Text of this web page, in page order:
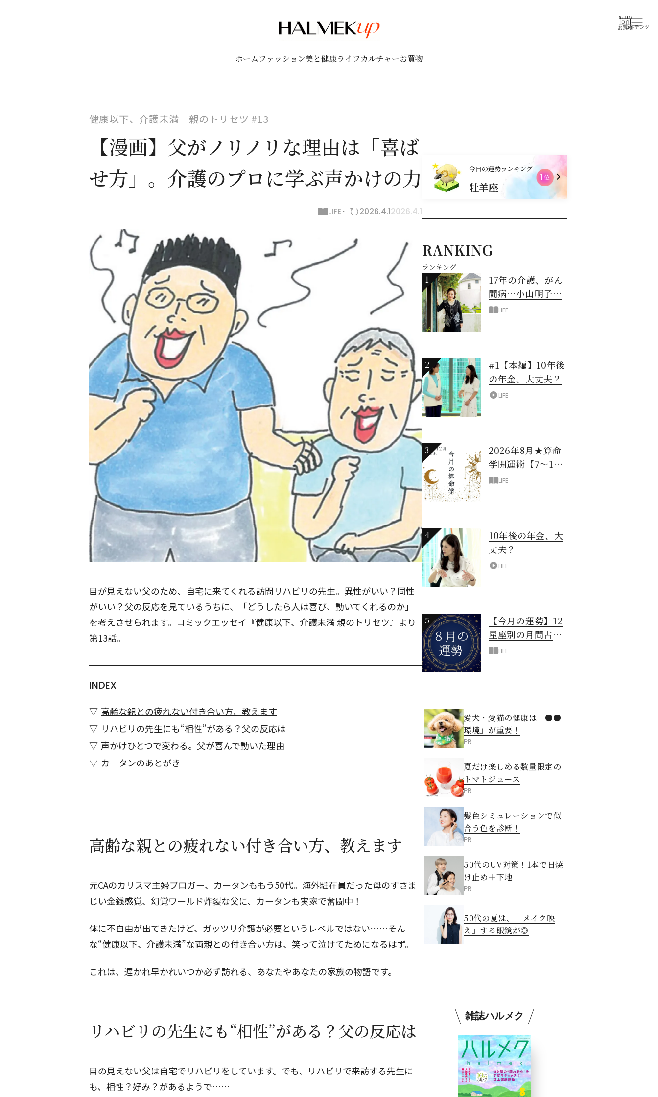
お買物コンテンツ
ホーム ファッション美と健康ライフカルチャーお買物
健康以下、介護未満 親のトリセツ #13
【漫画】父がノリノリな理由は「喜ば
せ方」。介護のプロに学ぶ声かけの力
LIFE 2026.4.12026.4.1
目が見えない父のため、自宅に来てくれる訪問リハビリの先生。異性がいい？同性
がいい？父の反応を見ているうちに、「どうしたら人は喜び、動いてくれるのか」
を考えさせられます。コミックエッセイ『健康以下、介護未満 親のトリセツ』より
第13話。
INDEX
高齢な親との疲れない付き合い方、教えます
リハビリの先生にも“相性”がある？父の反応は
声かけひとつで変わる。父が喜んで動いた理由
カータンのあとがき
高齢な親との疲れない付き合い方、教えます
元CAのカリスマ主婦ブロガー、カータンももう50代。海外駐在員だった母のすさま
じい金銭感覚、幻覚ワールド炸裂な父に、カータンも実家で奮闘中！
体に不自由が出てきたけど、ガッツリ介護が必要というレベルではない……そん
な“健康以下、介護未満”な両親との付き合い方は、笑って泣けてためになるはず。
これは、遅かれ早かれいつか必ず訪れる、あなたやあなたの家族の物語です。
リハビリの先生にも“相性”がある？父の反応は
目の見えない父は自宅でリハビリをしています。でも、リハビリで来訪する先生に
も、相性？好み？があるようで……
今日の運勢ランキング
牡羊座
射手座
1
2位
RANKING
ランキング
1
17年の介護、がん
闘病…小山明子さ
ん「今満たされて
LIFE
2
#1【本編】10年後
の年金、大丈夫？
LIFE
3
2026年8月★算命
学開運術【7〜12
月生まれ】
LIFE
4
10年後の年金、大
丈夫？
LIFE
5
【今月の運勢】12
星座別の月間占
い！8月編
LIFE
愛犬・愛猫の健康は「●●
環境」が重要！
PR
夏だけ楽しめる数量限定の
トマトジュース
PR
髪色シミュレーションで似
合う色を診断！
PR
50代のUV対策！1本で日焼
け止め＋下地
PR
50代の夏は、「メイク映
え」する眼鏡が◎
雑誌ハルメク